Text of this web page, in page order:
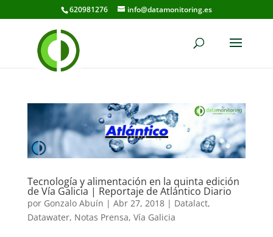
620981276 info@datamonitoring.es
Tecnología y alimentación en la quinta edición
de Vía Galicia | Reportaje de Atlántico Diario
por Gonzalo Abuín | Abr 27, 2018| Datalact,
Datawater, Notas Prensa, Vía Galicia